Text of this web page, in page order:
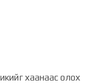
хаанаас олох